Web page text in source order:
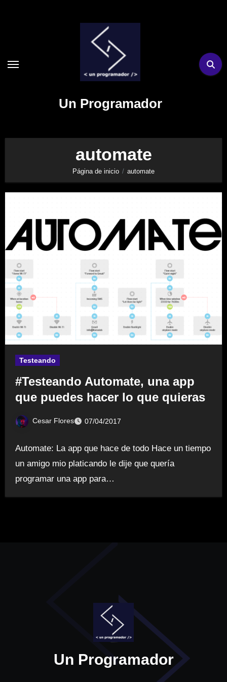
Un Programador
automate
Página de inicio automate
Testeando
#Testeando Automate, una app
que puedes hacer lo que quieras
Cesar Flores 07/04/2017
Automate: La app que hace de todo Hace un tiempo
un amigo mio platicando le dije que quería
programar una app para…
Un Programador